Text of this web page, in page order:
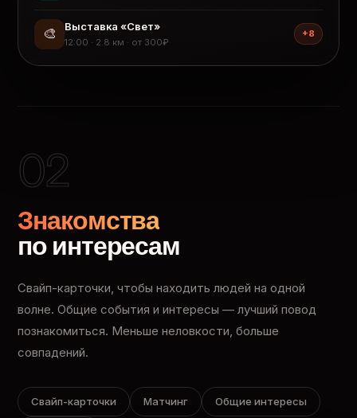
🎨 Выставка «Свет»
12:00 · 2.8 км · от 300₽
+8
02
Знакомства
по интересам
Свайп-карточки, чтобы находить людей на одной
волне. Общие события и интересы — лучший повод
познакомиться. Меньше неловкости, больше
совпадений.
Свайп-карточки Матчинг Общие интересы